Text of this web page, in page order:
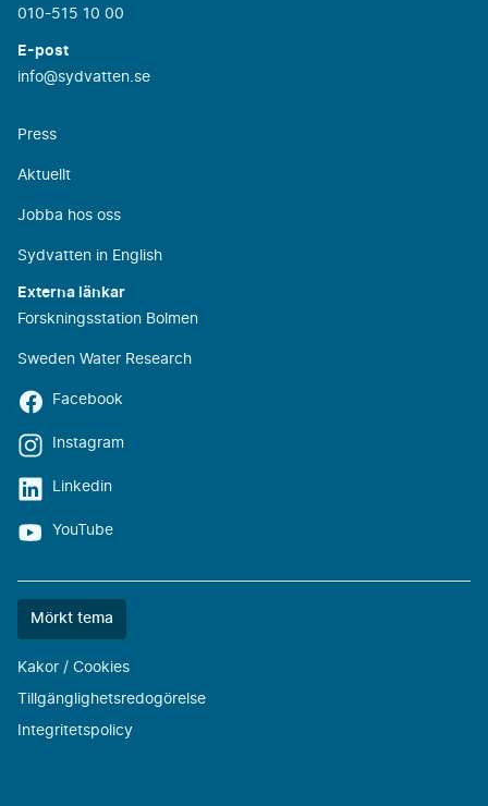
010-515 10 00
E-post
info@sydvatten.se
Press
Aktuellt
Jobba hos oss
Sydvatten in English
Externa länkar
Forskningsstation Bolmen
Sweden Water Research
Facebook
Instagram
Linkedin
YouTube
Färgtemat
Mörkt tema
Kakor / Cookies
Tillgänglighetsredogörelse
Integritetspolicy